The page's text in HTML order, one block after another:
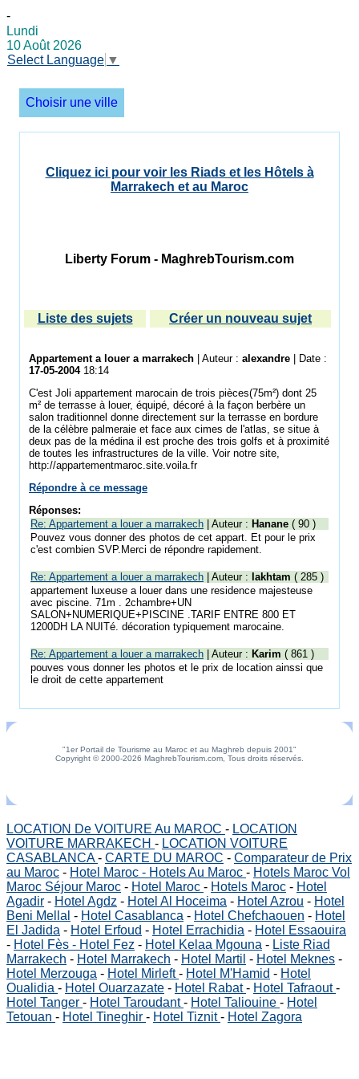
-
Lundi
10 Août 2026
Select Language ▼
Choisir une ville
Cliquez ici pour voir les Riads et les Hôtels à
Marrakech et au Maroc
Liberty Forum - MaghrebTourism.com
Liste des sujets Créer un nouveau sujet
Appartement a louer a marrakech | Auteur : alexandre | Date :
17-05-200418:14
C'est Joli appartement marocain de trois pièces(75m²) dont 25
m² de terrasse à louer, équipé, décoré à la façon berbère un
salon traditionnel donne directement sur la terrasse en bordure
de la célèbre palmeraie et face aux cimes de l'atlas, se situe à
deux pas de la médina il est proche des trois golfs et à proximité
de toutes les infrastructures de la ville. Voir notre site,
http://appartementmaroc.site.voila.fr
Répondre à ce message
Réponses:
Re: Appartement a louer a marrakech | Auteur : Hanane ( 90 )
Pouvez vous donner des photos de cet appart. Et pour le prix
c'est combien SVP.Merci de répondre rapidement.
Re: Appartement a louer a marrakech | Auteur : lakhtam ( 285 )
appartement luxeuse a louer dans une residence majesteuse
avec piscine. 71m . 2chambre+UN
SALON+NUMERIQUE+PISCINE .TARIF ENTRE 800 ET
1200DH LA NUITé. décoration typiquement marocaine.
Re: Appartement a louer a marrakech | Auteur : Karim ( 861 )
pouves vous donner les photos et le prix de location ainssi que
le droit de cette appartement
"1er Portail de Tourisme au Maroc et au Maghreb depuis 2001"
Copyright © 2000-2026 MaghrebTourism.com, Tous droits réservés.
LOCATION De VOITURE Au MAROC - LOCATION
VOITURE MARRAKECH - LOCATION VOITURE
CASABLANCA- CARTE DU MAROC - Comparateur de Prix
au Maroc - Hotel Maroc - Hotels Au Maroc - Hotels Maroc Vol
Maroc Séjour Maroc - Hotel Maroc - Hotels Maroc - Hotel
Agadir - Hotel Agdz - Hotel Al Hoceima - Hotel Azrou - Hotel
Beni Mellal - Hotel Casablanca - Hotel Chefchaouen - Hotel
El Jadida - Hotel Erfoud - Hotel Errachidia - Hotel Essaouira
- Hotel Fès - Hotel Fez - Hotel Kelaa Mgouna - Liste Riad
Marrakech - Hotel Marrakech - Hotel Martil - Hotel Meknes -
Hotel Merzouga - Hotel Mirleft- Hotel M'Hamid - Hotel
Oualidia - Hotel Ouarzazate - Hotel Rabat- Hotel Tafraout-
Hotel Tanger - Hotel Taroudant- Hotel Taliouine - Hotel
Tetouan - Hotel Tineghir - Hotel Tiznit- Hotel Zagora